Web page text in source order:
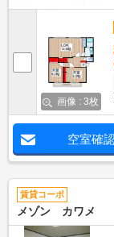
画像 : 3枚
空室確
賃貸コーポ
メゾン カワメ